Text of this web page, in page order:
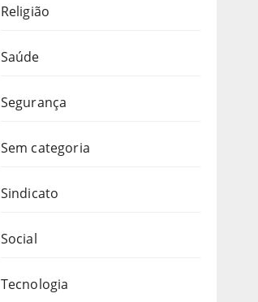
Religião
Saúde
Segurança
Sem categoria
Sindicato
Social
Tecnologia